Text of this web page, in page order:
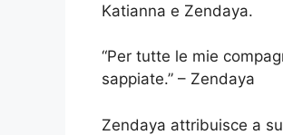
Katianna e Zendaya.
“Per tutte le mie
sappiate.” – Zendaya
Zendaya attribuisce a